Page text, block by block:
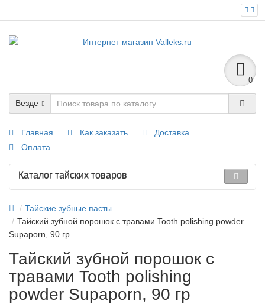
0
Везде
Главная Как заказать
Доставка
Оплата
Каталог тайских товаров
Тайские зубные пасты
Тайский зубной порошок с травами Tooth polishing powder
Supaporn, 90 гр
Тайский зубной порошок с
травами Tooth polishing
powder Supaporn, 90 гр